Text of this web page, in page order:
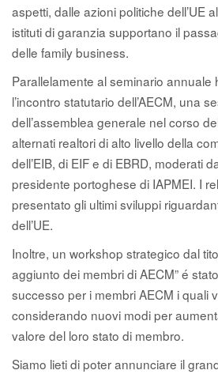
aspetti, dalle azioni politiche dell’UE
istituti di garanzia supportano il
delle family business.
Parallelamente al seminario annuale
l’incontro statutario dell’AECM, una
dell’assemblea generale nel corso
alternati realtori di alto livello della
dell’EIB, di EIF e di EBRD, moderati
presidente portoghese di IAPMEI. I
presentato gli ultimi sviluppi
dell’UE.
Inoltre, un workshop strategico dal
aggiunto dei membri di AECM” é
successo per i membri AECM i quali
considerando nuovi modi per
valore del loro stato di membro.
Siamo lieti di poter annunciare il